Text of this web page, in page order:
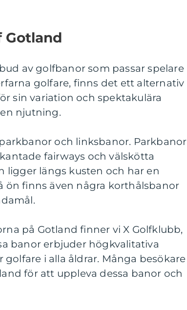
Gotland
av golfbanor som passar spelare
golfare, finns det ett alternativ
sin variation och spektakulära
njutning.
och linksbanor. Parkbanor
fairways och välskötta
ligger längs kusten och har en
ön finns även några korthålsbanor
på Gotland finner vi X Golfklubb,
banor erbjuder högkvalitativa
i alla åldrar. Många besökare
för att uppleva dessa banor och